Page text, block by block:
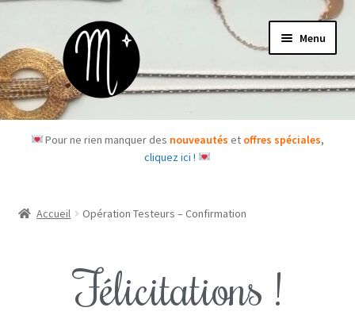
Menu
Accueil
Pour ne rien manquer des nouveautéset offres spéciales,
cliquez ici !
Accueil Opération Testeurs – Confirmation
Félicitations !